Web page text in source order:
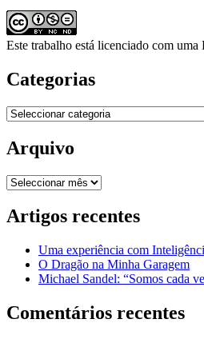
Este trabalho está licenciado com uma
Categorias
Categorias
Arquivo
Arquivo
Artigos recentes
Uma experiência com
O Dragão na Minha Garagem
Michael Sandel: “Somos cada
Comentários recentes